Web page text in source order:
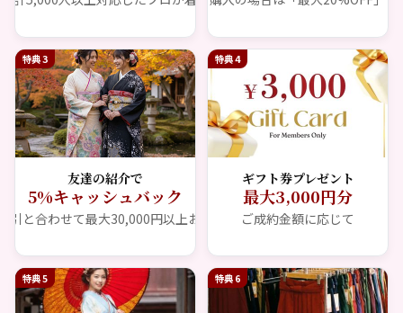
特典 3
友達の紹介で
5%キャッシュバック
引と合わせて最大30,000円以上お得に
特典 4
ギフト券プレゼント
最大3,000円分
ご成約金額に応じて
特典 5 特典 6